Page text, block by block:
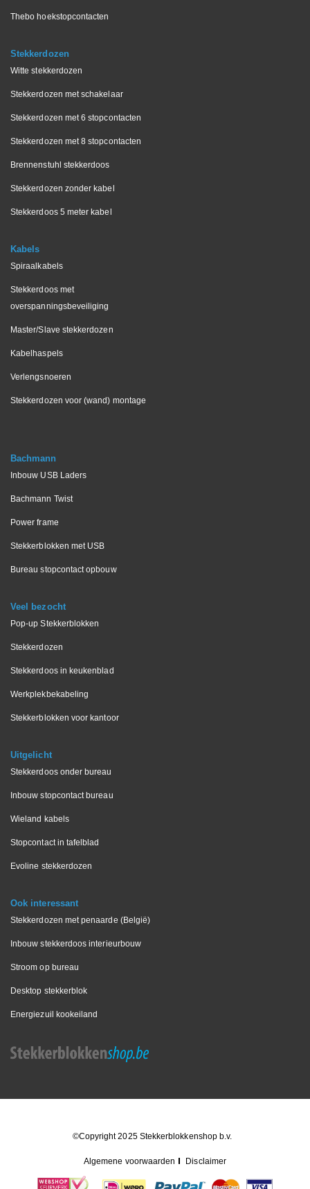
Thebo hoekstopcontacten
Stekkerdozen
Witte stekkerdozen
Stekkerdozen met schakelaar
Stekkerdozen met 6 stopcontacten
Stekkerdozen met 8 stopcontacten
Brennenstuhl stekkerdoos
Stekkerdozen zonder kabel
Stekkerdoos 5 meter kabel
Kabels
Spiraalkabels
Stekkerdoos met
overspanningsbeveiliging
Master/Slave stekkerdozen
Kabelhaspels
Verlengsnoeren
Stekkerdozen voor (wand) montage
Bachmann
Inbouw USB Laders
Bachmann Twist
Power frame
Stekkerblokken met USB
Bureau stopcontact opbouw
Veel bezocht
Pop-up Stekkerblokken
Stekkerdozen
Stekkerdoos in keukenblad
Werkplekbekabeling
Stekkerblokken voor kantoor
Uitgelicht
Stekkerdoos onder bureau
Inbouw stopcontact bureau
Wieland kabels
Stopcontact in tafelblad
Evoline stekkerdozen
Ook interessant
Stekkerdozen met penaarde (België)
Inbouw stekkerdoos interieurbouw
Stroom op bureau
Desktop stekkerblok
Energiezuil kookeiland
©Copyright 2025 Stekkerblokkenshop b.v.
Algemene voorwaarden Disclaimer